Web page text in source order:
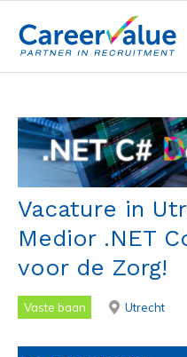
Vacature in
Medior .NET
voor de Zorg!
Vaste baan Utrecht